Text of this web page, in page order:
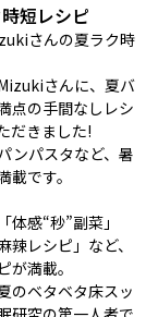
短レシピ
さんの夏ラク時
さんに、夏バ
点の手間なしレシ
だきました!
ンパスタなど、暑
です。
感“秒”副菜」
レシピ」など、
が満載。
のベタベタ床スッ